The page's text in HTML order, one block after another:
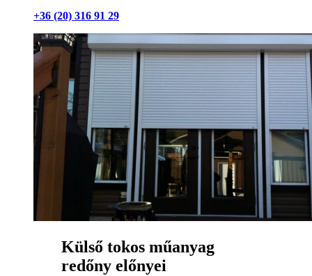
+36 (20) 316 91 29
Külső tokos műanyag
redőny előnyei